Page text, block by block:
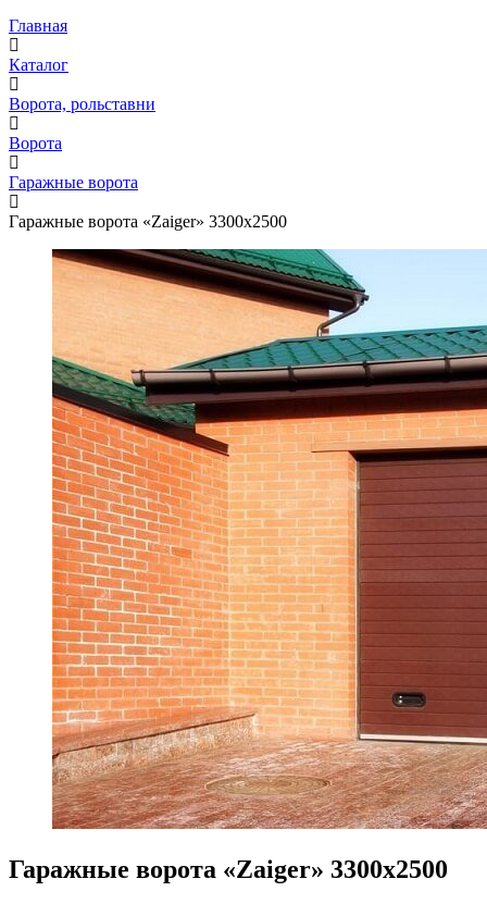
Главная
Каталог
Ворота, рольставни
Ворота
Гаражные ворота
Гаражные ворота «Zaiger» 3300х2500
Гаражные ворота «Zaiger» 3300х2500